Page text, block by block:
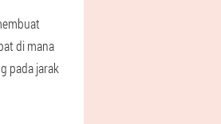
di mana
pada jarak